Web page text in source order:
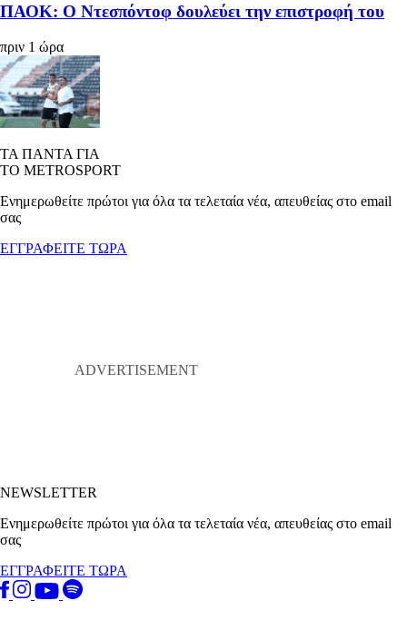
ΠΑΟΚ: Ο Ντεσπόντοφ δουλεύει την επιστροφή του
πριν 1 ώρα
ΤΑ ΠΑΝΤΑ ΓΙΑ
ΤΟ METROSPORT
Ενημερωθείτε πρώτοι για όλα τα τελεταία νέα, απευθείας στο email
σας
ΕΓΓΡΑΦΕΙΤΕ ΤΩΡΑ
NEWSLETTER
Ενημερωθείτε πρώτοι για όλα τα τελεταία νέα, απευθείας στο email
σας
ΕΓΓΡΑΦΕΙΤΕ ΤΩΡΑ